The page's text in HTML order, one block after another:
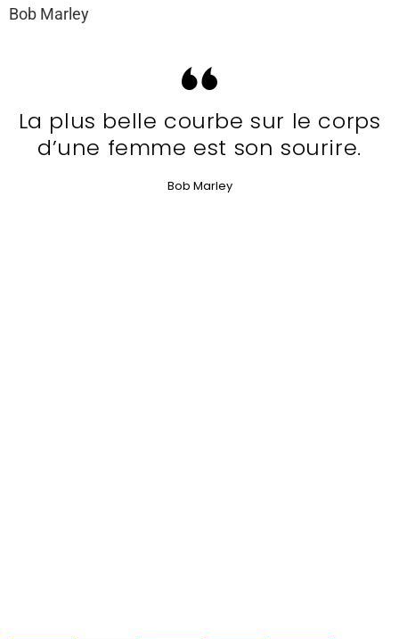
Bob Marley
La plus belle courbe sur le corps
d’une femme est son sourire.
Bob Marley